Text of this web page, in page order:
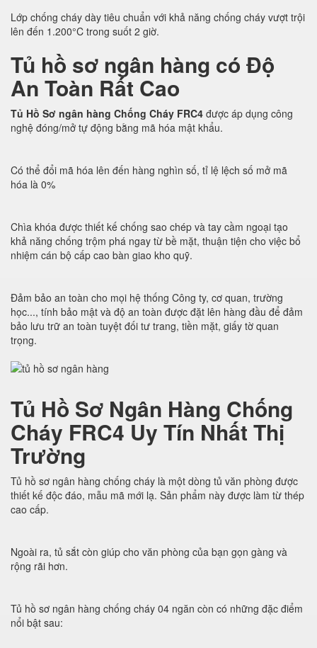
Lớp chống cháy dày tiêu chuẩn với khả năng chống cháy vượt trội
lên đến 1.200°C trong suốt 2 giờ.
Tủ hồ sơ ngân hàng có Độ
An Toàn Rất Cao
Tủ Hồ Sơ ngân hàng Chống Cháy FRC4 được áp dụng công
nghệ đóng/mở tự động bằng mã hóa mật khẩu.
Có thể đổi mã hóa lên đến hàng nghìn số, tỉ lệ lệch số mở mã
hóa là 0%
Chìa khóa được thiết kế chống sao chép và tay cầm ngoại tạo
khả năng chống trộm phá ngay từ bề mặt, thuận tiện cho việc bổ
nhiệm cán bộ cấp cao bàn giao kho quỹ.
Đảm bảo an toàn cho mọi hệ thống Công ty, cơ quan, trường
học..., tính bảo mật và độ an toàn được đặt lên hàng đầu để đảm
bảo lưu trữ an toàn tuyệt đối tư trang, tiền mặt, giấy tờ quan
trọng.
Tủ Hồ Sơ Ngân Hàng Chống
Cháy FRC4 Uy Tín Nhất Thị
Trường
Tủ hồ sơ ngân hàng chống cháy là một dòng tủ văn phòng được
thiết kế độc đáo, mẫu mã mới lạ. Sản phẩm này được làm từ thép
cao cấp.
Ngoài ra, tủ sắt còn giúp cho văn phòng của bạn gọn gàng và
rộng rãi hơn.
Tủ hồ sơ ngân hàng chống cháy 04 ngăn còn có những đặc điểm
nổi bật sau: